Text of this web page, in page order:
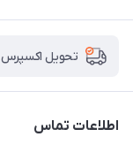
تحویل اکسپرس
اطلاعات تماس